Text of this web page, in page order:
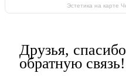
Эстетика на карте
Друзья,
обратную связь!